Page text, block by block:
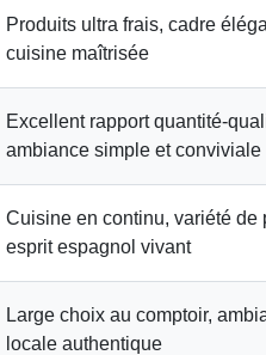
Produits ultra frais, cadre
cuisine maîtrisée
Excellent rapport quantité-
ambiance simple et conviviale
Cuisine en continu, variété de
esprit espagnol vivant
Large choix au comptoir,
locale authentique